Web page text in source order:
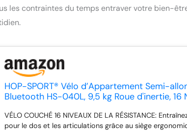
les contraintes du temps entraver votre bien-
HOP-SPORT® Vélo d’Appartement Semi-
Bluetooth HS-040L, 9,5 kg Roue d'inertie, 16
Doré
VÉLO COUCHÉ 16 NIVEAUX DE LA RÉSISTANCE:
pour le dos et les articulations grâce au siège